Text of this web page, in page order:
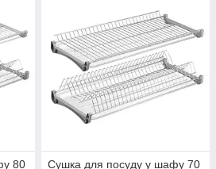
80
Сушка для посуду у шафу 70